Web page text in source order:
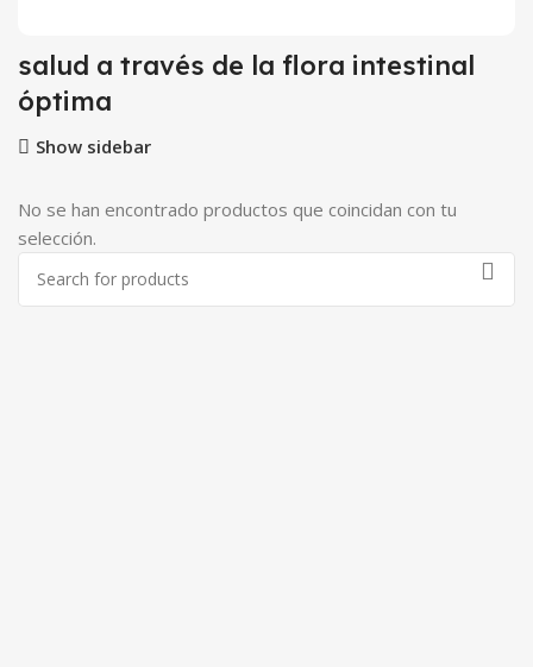
salud a través de la flora intestinal
óptima
Show sidebar
No se han encontrado productos que coincidan con tu
selección.